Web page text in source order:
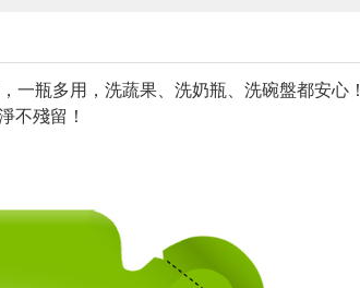
瓶多用，洗蔬果、洗奶瓶、洗碗盤都安心！
不殘留！